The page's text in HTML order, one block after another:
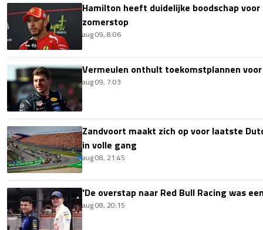
Hamilton heeft duidelijke boodschap
zomerstop
aug 09, 8:06
Vermeulen onthult toekomstplannen
aug 09, 7:03
Zandvoort maakt zich op voor laatste
in volle gang
aug 08, 21:45
'De overstap naar Red Bull Racing was
aug 08, 20:15